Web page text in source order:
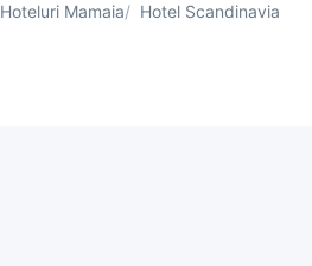
Hoteluri Mamaia Hotel Scandinavia